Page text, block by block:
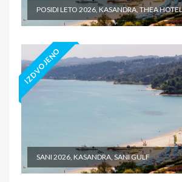
POSIDI LETO 2026, KASANDRA, THEA
IZDVOJENO
SANI 2026, KASANDRA, SANI GULF